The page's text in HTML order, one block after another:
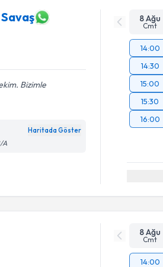
Bizimle
Haritada Göster
A
8 Ağu
Cmt
14:00
14:30
15:00
15:30
16:00
8 Ağu
Cmt
14:00